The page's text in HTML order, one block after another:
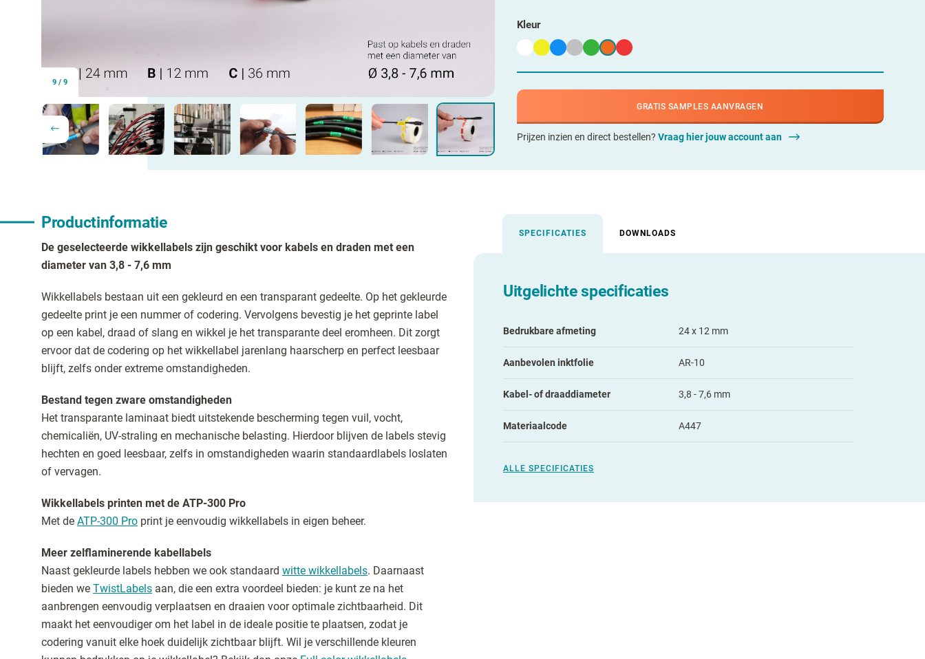
9 / 9
Kleur
GRATIS SAMPLES AANVRAGEN
Prijzen inzien en direct bestellen? Vraag hier jouw account aan
Productinformatie
De geselecteerde wikkellabels zijn geschikt voor kabels en draden met een
diameter van 3,8 - 7,6 mm
Wikkellabels bestaan uit een gekleurd en een transparant gedeelte. Op het gekleurde
gedeelte print je een nummer of codering. Vervolgens bevestig je het geprinte label
op een kabel, draad of slang en wikkel je het transparante deel eromheen. Dit zorgt
ervoor dat de codering op het wikkellabel jarenlang haarscherp en perfect leesbaar
blijft, zelfs onder extreme omstandigheden.
Bestand tegen zware omstandigheden
Het transparante laminaat biedt uitstekende bescherming tegen vuil, vocht,
chemicaliën, UV-straling en mechanische belasting. Hierdoor blijven de labels stevig
hechten en goed leesbaar, zelfs in omstandigheden waarin standaardlabels loslaten
of vervagen.
Wikkellabels printen met de ATP-300 Pro
Met de ATP-300 Pro print je eenvoudig wikkellabels in eigen beheer.
Meer zelflaminerende kabellabels
Naast gekleurde labels hebben we ook standaard witte wikkellabels. Daarnaast
bieden we TwistLabels aan, die een extra voordeel bieden: je kunt ze na het
aanbrengen eenvoudig verplaatsen en draaien voor optimale zichtbaarheid. Dit
maakt het eenvoudiger om het label in de ideale positie te plaatsen, zodat je
codering vanuit elke hoek duidelijk zichtbaar blijft. Wil je verschillende kleuren
SPECIFICATIES DOWNLOADS
Uitgelichte specificaties
Bedrukbare afmeting 24 x 12 mm
Aanbevolen inktfolie AR-10
Kabel- of draaddiameter 3,8 - 7,6 mm
Materiaalcode A447
ALLE SPECIFICATIES